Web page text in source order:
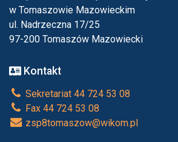
w Tomaszowie Mazowieckim
ul. Nadrzeczna 17/25
97-200 Tomaszów Mazowiecki
Kontakt
Sekretariat 44 724 53 08
Fax 44 724 53 08
zsp8tomaszow@wikom.pl